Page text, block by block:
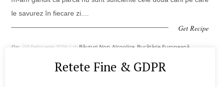
le savurez în fiecare zi....
Get Recipe
On 10 Februarie 2016 | In Băuturi Non-Alcoolice, Bucătărie Europeană,
Retete Fine & GDPR